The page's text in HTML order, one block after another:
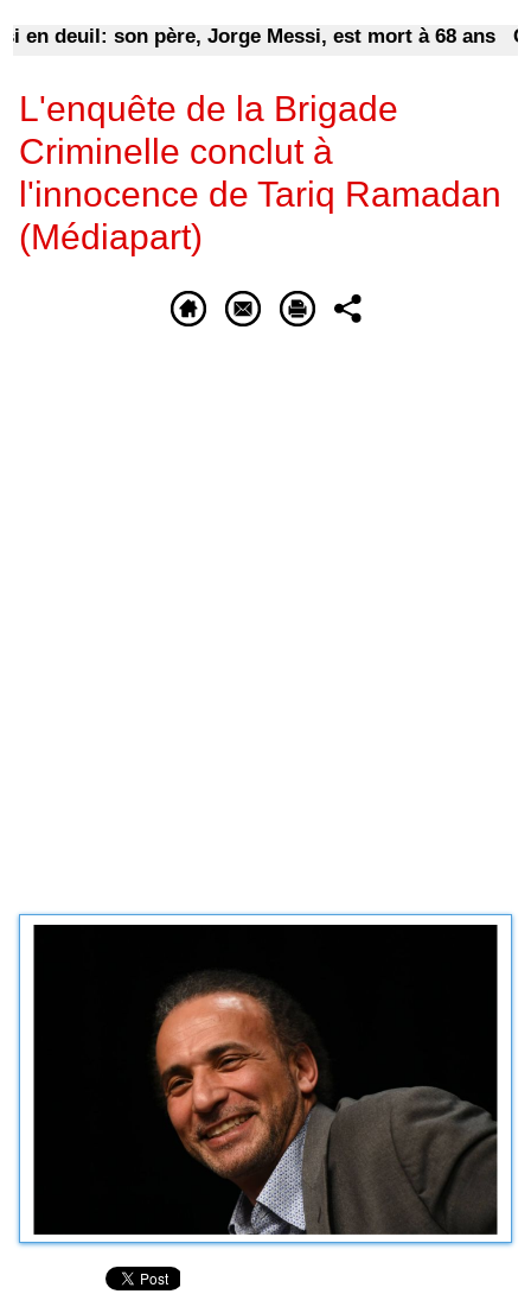
deuil: son père, Jorge Messi, est mort à 68 ans
L'enquête de la Brigade
Criminelle conclut à
l'innocence de Tariq Ramadan
(Médiapart)